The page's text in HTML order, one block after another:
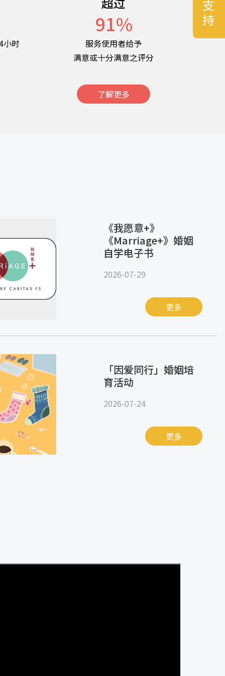
小时
91%
服务使用者给予
满意或十分满意之评分
了解更多
《我愿意+》
《Marriage+》婚姻
自学电子书
2026-07-29
更多
「因爱同行」婚姻培
育活动
2026-07-24
更多